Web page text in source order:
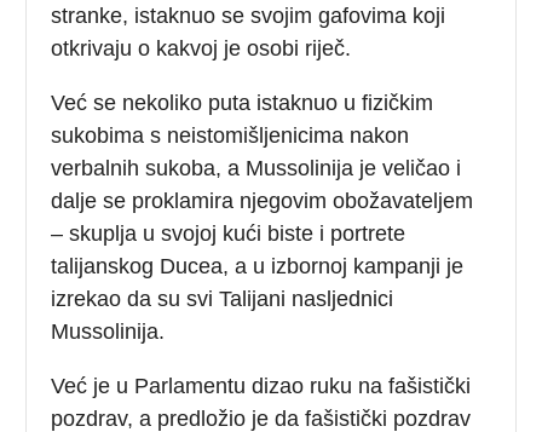
stranke, istaknuo se svojim gafovima koji
otkrivaju o kakvoj je osobi riječ.
Već se nekoliko puta istaknuo u fizičkim
sukobima s neistomišljenicima nakon
verbalnih sukoba, a Mussolinija je veličao i
dalje se proklamira njegovim obožavateljem
– skuplja u svojoj kući biste i portrete
talijanskog Ducea, a u izbornoj kampanji je
izrekao da su svi Talijani nasljednici
Mussolinija.
Već je u Parlamentu dizao ruku na fašistički
pozdrav, a predložio je da fašistički pozdrav